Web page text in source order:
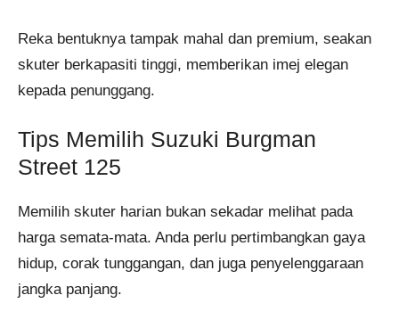
Reka bentuknya tampak mahal dan premium, seakan
skuter berkapasiti tinggi, memberikan imej elegan
kepada penunggang.
Tips Memilih Suzuki Burgman
Street 125
Memilih skuter harian bukan sekadar melihat pada
harga semata-mata. Anda perlu pertimbangkan gaya
hidup, corak tunggangan, dan juga penyelenggaraan
jangka panjang.